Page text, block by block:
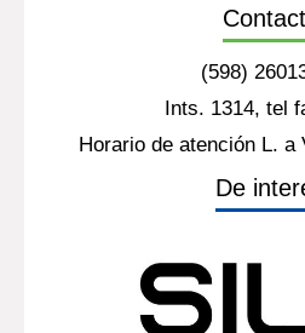
(598)
Ints. 1314, tel
Horario de atención L. a
De